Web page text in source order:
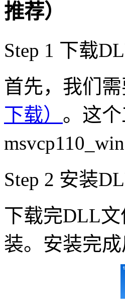
推荐）
Step 1 下载
首先，我们
下载） 。这
Step 2 安装
下载完DLL
装。安装完